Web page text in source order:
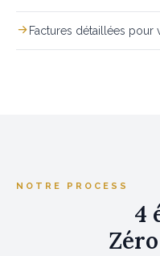
Factures détaillées
NOTRE PROCESS
4